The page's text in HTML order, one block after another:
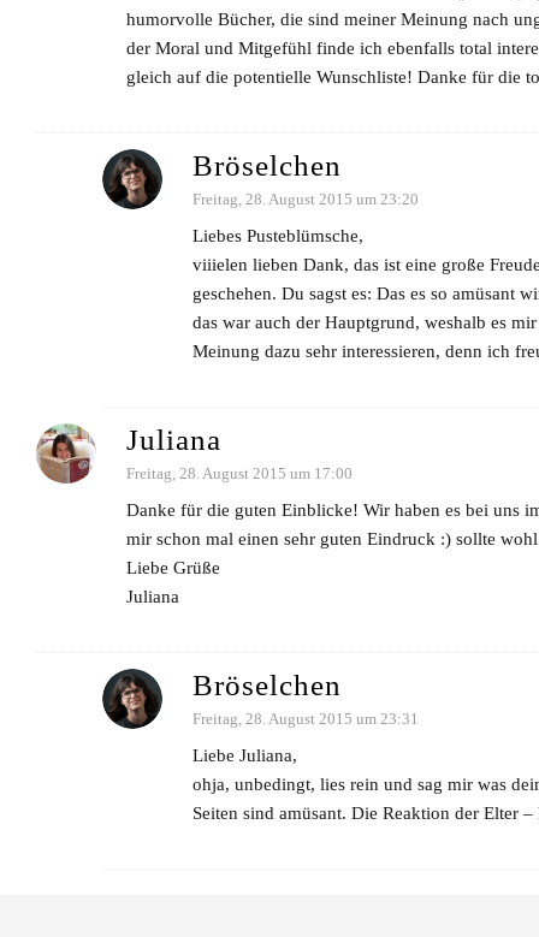
humorvolle Bücher, die sind meiner Meinung nach
der Moral und Mitgefühl finde ich ebenfalls total
gleich auf die potentielle Wunschliste! Danke für die
Bröselchen
Freitag, 28. August 2015 um 23:20
Liebes Pusteblümsche,
viiielen lieben Dank, das ist eine große
geschehen. Du sagst es: Das es so amüsant
das war auch der Hauptgrund, weshalb es
Meinung dazu sehr interessieren, denn ich
Juliana
Freitag, 28. August 2015 um 17:00
Danke für die guten Einblicke! Wir haben es bei uns
mir schon mal einen sehr guten Eindruck :) sollte
Liebe Grüße
Juliana
Bröselchen
Freitag, 28. August 2015 um 23:31
Liebe Juliana,
ohja, unbedingt, lies rein und sag mir was
Seiten sind amüsant. Die Reaktion der Elter